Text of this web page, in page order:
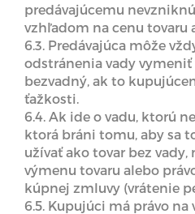
predávajúcemu
vzhľadom na cenu tovaru
6.3. Predávajúca môže
odstránenia vady vymeniť
bezvadný, ak to
ťažkosti.
6.4. Ak ide o vadu, ktorú
ktorá bráni tomu, aby sa
užívať ako tovar bez
výmenu tovaru alebo
kúpnej zmluvy (vrátenie
6.5. Kupujúci má právo